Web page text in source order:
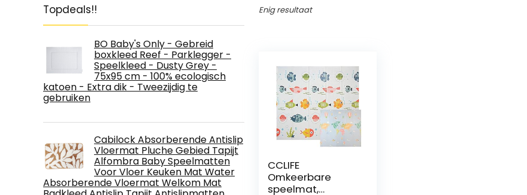
Topdeals!!
BO Baby's Only - Gebreid
boxkleed Reef - Parklegger -
Speelkleed - Dusty Grey -
75x95 cm - 100% ecologisch
katoen - Extra dik - Tweezijdig te
gebruiken
Cabilock Absorberende Antislip
Vloermat Pluche Gebied Tapijt
Alfombra Baby Speelmatten
Voor Vloer Keuken Mat Water
Absorberende Vloermat Welkom Mat
Enig resultaat
CCLIFE
Omkeerbare
speelmat,